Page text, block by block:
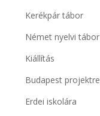
Kerékpár tábor
Német nyelvi tábor
Kiállítás
Budapest projektre
Erdei iskolára